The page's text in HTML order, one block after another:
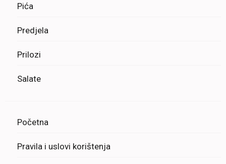
Pića
Predjela
Prilozi
Salate
Početna
Pravila i uslovi korištenja